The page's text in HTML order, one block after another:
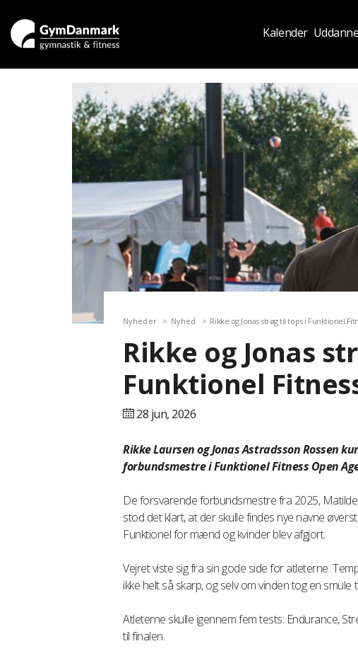
Kalender
Nyheder Nyhed Rikke og Jonas strøg til tops i Funktionel
Rikke og Jonas
Funktionel
28 jun, 2026
Rikke Laursen og Jonas Astradsson Rossen
forbundsmestre i Funktionel Fitness Open
De forsvarende forbundsmestre fra 2025,
stod det klart, at der skulle findes nye navne
Funktionel for mænd og kvinder blev afgjort.
Vejret viste sig fra sin gode side for atleterne.
ikke helt så skarp, og selv om vinden tog en
Atleterne skulle igennem fem tests: Endurance,
til finalen.